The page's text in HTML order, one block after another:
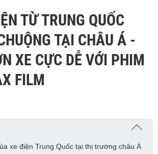
TỪ TRUNG QUỐC
TẠI CHÂU Á -
XE CỰC DỄ VỚI PHIM
FILM
xe điện Trung Quốc tại thị trường châu Á